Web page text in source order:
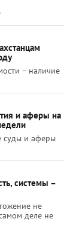
– наличие
и аферы на
суды и аферы
системы –
не
деле не